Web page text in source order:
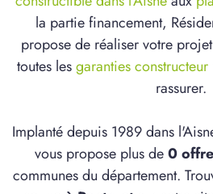
la partie financement,
propose de réaliser votre
toutes lesgaranties constructeur
rassurer.
Implanté depuis 1989 dans
vous propose plus de0
communes du département.